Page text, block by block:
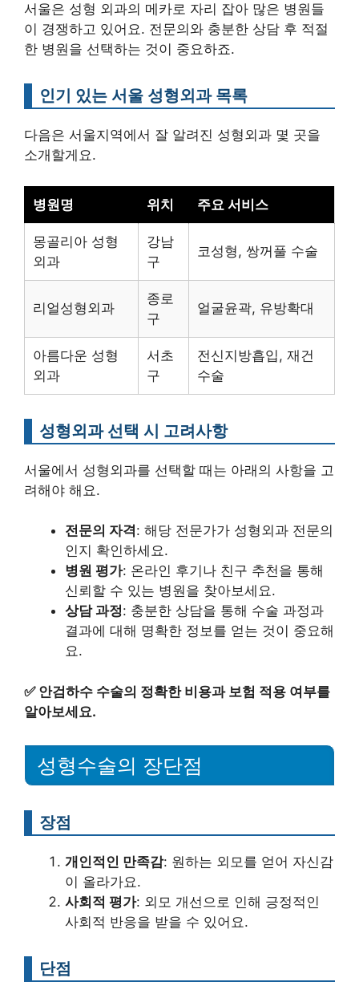
서울은 성형 외과의 메카로 자리 잡아 많은 병원들
이 경쟁하고 있어요. 전문의와 충분한 상담 후 적절
한 병원을 선택하는 것이 중요하죠.
인기 있는 서울 성형외과 목록
다음은 서울지역에서 잘 알려진 성형외과 몇 곳을
소개할게요.
병원명 위치 주요 서비스
몽골리아 성형
외과
강남
구
코성형, 쌍꺼풀 수술
리얼성형외과
종로
구
얼굴윤곽, 유방확대
아름다운 성형
외과
서초
구
전신지방흡입, 재건
수술
성형외과 선택 시 고려사항
서울에서 성형외과를 선택할 때는 아래의 사항을 고
려해야 해요.
전문의 자격: 해당 전문가가 성형외과 전문의
인지 확인하세요.
병원 평가: 온라인 후기나 친구 추천을 통해
신뢰할 수 있는 병원을 찾아보세요.
상담 과정: 충분한 상담을 통해 수술 과정과
결과에 대해 명확한 정보를 얻는 것이 중요해
요.
✅ 안검하수 수술의 정확한 비용과 보험 적용 여부를
알아보세요.
성형수술의 장단점
장점
개인적인 만족감: 원하는 외모를 얻어 자신감
이 올라가요.
사회적 평가: 외모 개선으로 인해 긍정적인
사회적 반응을 받을 수 있어요.
단점